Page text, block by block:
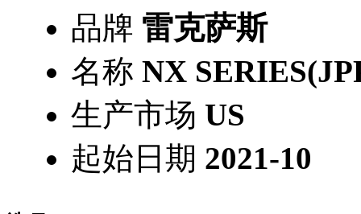
品牌 雷克萨斯
名称 NX
生产市场 US
起始日期 2021-10